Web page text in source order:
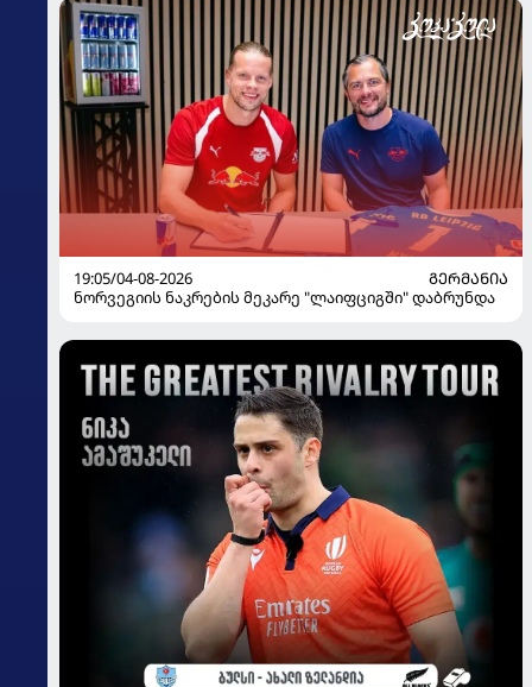
19:05/04-08-2026
ᲒᲔᲠᲛᲐᲜᲘᲐ
ნორვეგიის ნაკრების მეკარე "ლაიფციგში" დაბრუნდა